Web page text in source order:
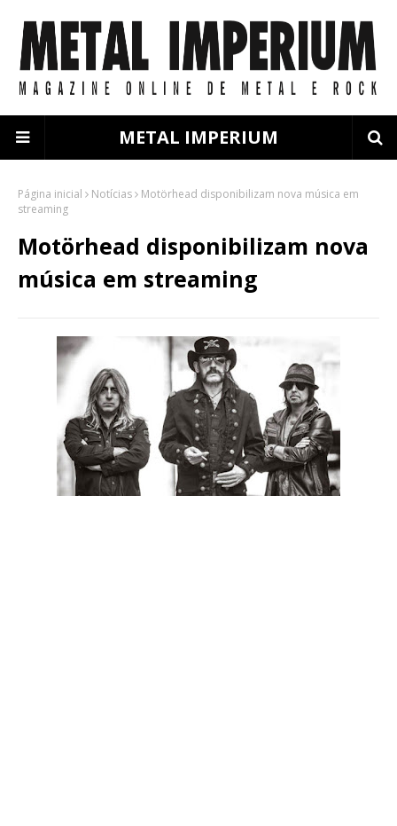
METAL IMPERIUM
Página inicial Notícias
Motörhead disponibilizam nova música em
streaming
Motörhead disponibilizam nova
música em streaming